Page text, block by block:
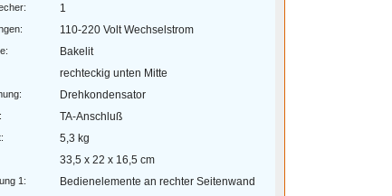
1
110-220 Volt Wechselstrom
Bakelit
rechteckig unten Mitte
Drehkondensator
TA-Anschluß
5,3 kg
33,5 x 22 x 16,5 cm
1: Bedienelemente an rechter Seitenwand